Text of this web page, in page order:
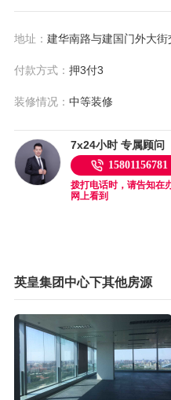
地址： 建华南路与建国门外大
付款方式： 押3付3
装修情况： 中等装修
7x24小时 专属顾问
15801156781
拨打电话时，请告知在
网上看到
英皇集团中心下其他房源